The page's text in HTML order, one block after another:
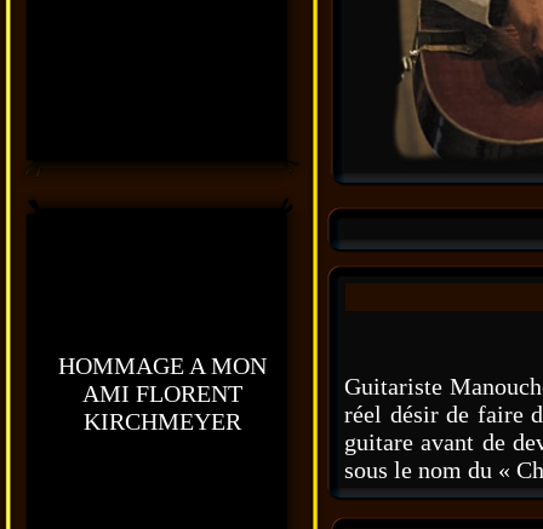
HOMMAGE A MON
AMI FLORENT
KIRCHMEYER
Guitariste
réel désir de faire
guitare avant de
sous le nom du «